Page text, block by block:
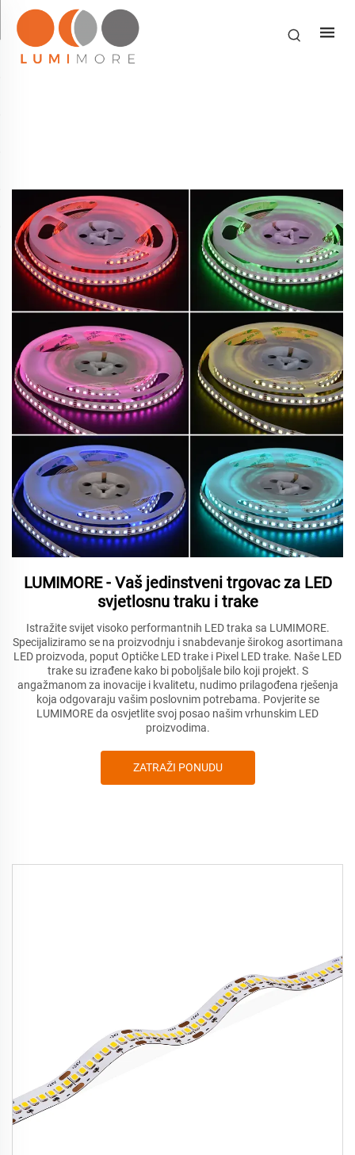
LUMIMORE - Vaš jedinstveni trgovac za LED
svjetlosnu traku i trake
Istražite svijet visoko performantnih LED traka sa LUMIMORE.
Specijaliziramo se na proizvodnju i snabdevanje širokog asortimana
LED proizvoda, poput Optičke LED trake i Pixel LED trake. Naše LED
trake su izrađene kako bi poboljšale bilo koji projekt. S
angažmanom za inovacije i kvalitetu, nudimo prilagođena rješenja
koja odgovaraju vašim poslovnim potrebama. Povjerite se
LUMIMORE da osvjetlite svoj posao našim vrhunskim LED
proizvodima.
ZATRAŽI PONUDU